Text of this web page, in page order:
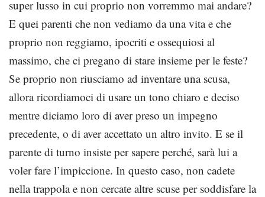
super lusso in cui proprio non vorremmo mai andare?
E quei parenti che non vediamo da una vita e che
proprio non reggiamo, ipocriti e ossequiosi al
massimo, che ci pregano di stare insieme per le feste?
Se proprio non riusciamo ad inventare una scusa,
allora ricordiamoci di usare un tono chiaro e deciso
mentre diciamo loro di aver preso un impegno
precedente, o di aver accettato un altro invito. E se il
parente di turno insiste per sapere perché, sarà lui a
voler fare l’impiccione. In questo caso, non cadete
nella trappola e non cercate altre scuse per soddisfare la